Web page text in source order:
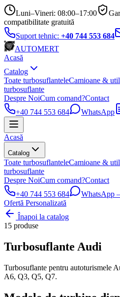
Luni–Vineri: 08:00–17:00
compatibilitate gratuită
Suport tehnic: +40 744 553 684
AUTOMERT
Acasă
Catalog
Toate turbosuflanteleCamioane &
turbosuflante
Despre NoiCum comand?Contact
+40 744 553 684
WhatsApp
Acasă
Catalog
Toate turbosuflanteleCamioane &
turbosuflante
Despre NoiCum comand?Contact
+40 744 553 684
WhatsApp
Ofertă Personalizată
Înapoi la catalog
15 produse
Turbosuflante Audi
Turbosuflante pentru autoturismele
A6, Q3, Q5, Q7.